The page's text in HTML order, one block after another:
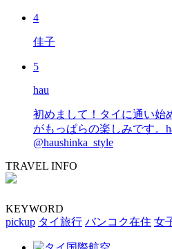
4
佳子
5
hau
初めまして！タイに通い始
がもっぱらの楽しみです。
@haushinka_style
TRAVEL INFO
KEYWORD
pickup タイ旅行 バンコク在住 女